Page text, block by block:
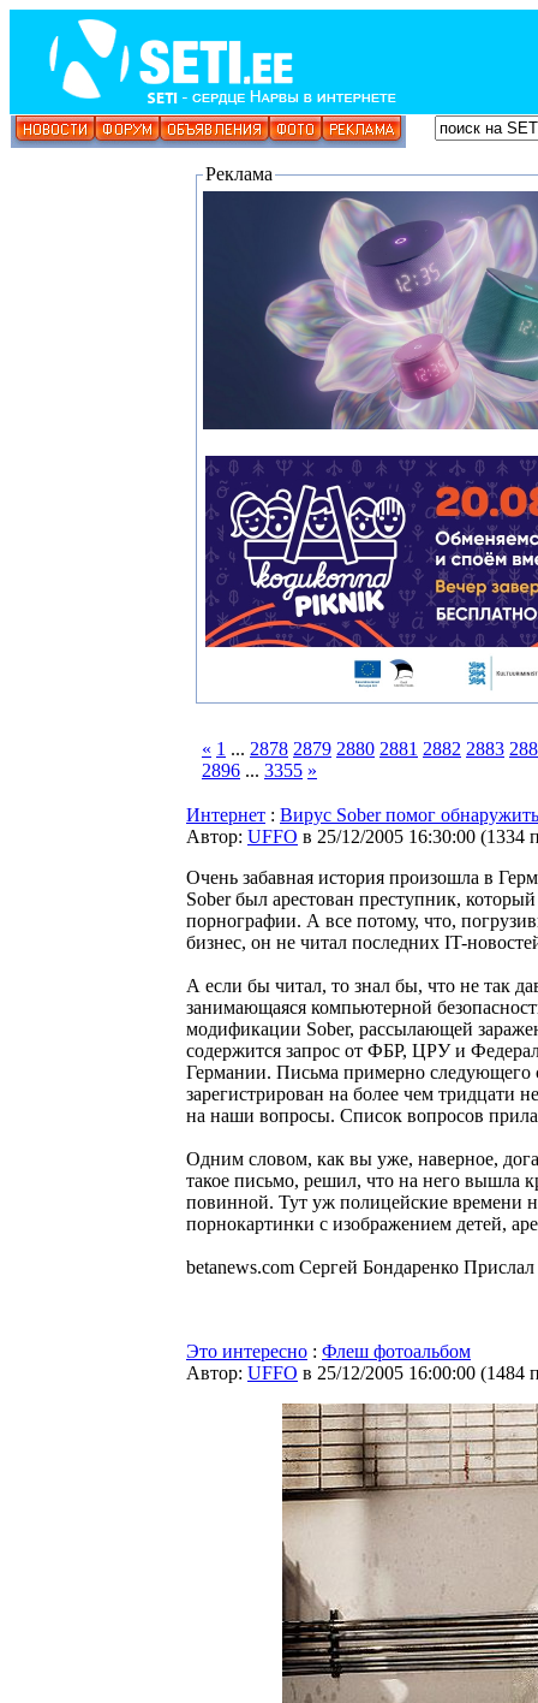
Реклама
« 1 ... 2878 2879 2880 2881 2882 2883
2896 ... 3355 »
Интернет : Вирус Sober помог
Автор: UFFO в 25/12/2005 16:30:00 (1334
Очень забавная история произошла в
Sober был арестован преступник,
порнографии. А все потому, что,
бизнес, он не читал последних IT-
А если бы читал, то знал бы, что не так
занимающаяся компьютерной
модификации Sober, рассылающей
содержится запрос от ФБР, ЦРУ и
Германии. Письма примерно
зарегистрирован на более чем тридцати
на наши вопросы. Список вопросов
Одним словом, как вы уже, наверное,
такое письмо, решил, что на него вышла
повинной. Тут уж полицейские времени
порнокартинки с изображением детей,
betanews.com Сергей Бондаренко
Это интересно : Флеш фотоальбом
Автор: UFFO в 25/12/2005 16:00:00 (1484